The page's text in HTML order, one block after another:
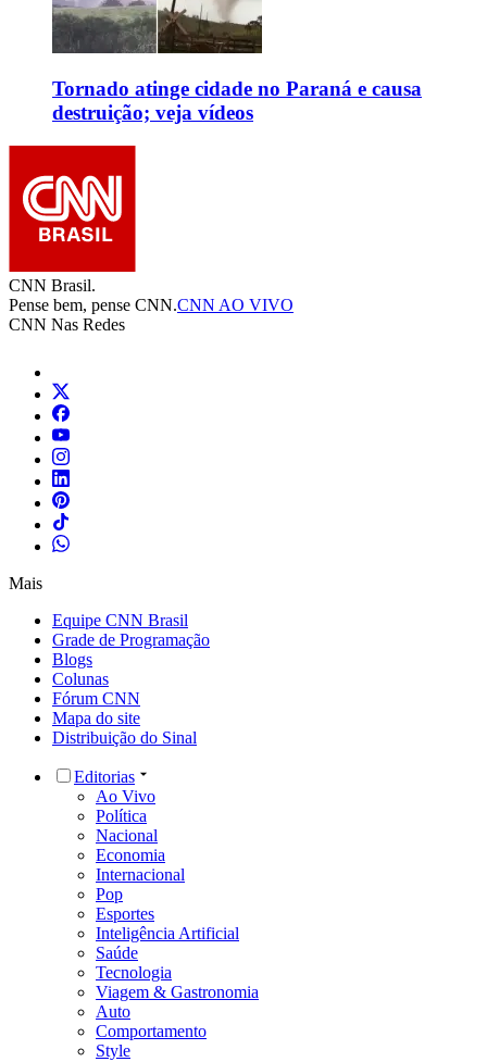
Tornado atinge cidade no Paraná e causa
destruição; veja vídeos
CNN Brasil.
Pense bem, pense CNN.CNN AO VIVO
CNN Nas Redes
Mais
Equipe CNN Brasil
Grade de Programação
Blogs
Colunas
Fórum CNN
Mapa do site
Distribuição do Sinal
Editorias
Ao Vivo
Política
Nacional
Economia
Internacional
Pop
Esportes
Inteligência Artificial
Saúde
Tecnologia
Viagem & Gastronomia
Auto
Comportamento
Style